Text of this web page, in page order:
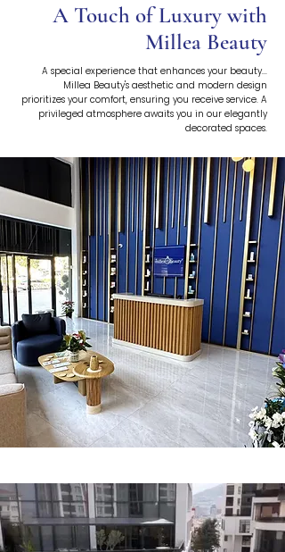
A Touch of Luxury with
Millea Beauty
A special experience that enhances your beauty...
Millea Beauty's aesthetic and modern design
prioritizes your comfort, ensuring you receive service. A
privileged atmosphere awaits you in our elegantly
decorated spaces.